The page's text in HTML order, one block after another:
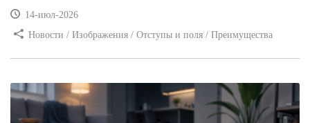
14-июл-2026
Новости / Изображения / Отступы и поля / Преимущества